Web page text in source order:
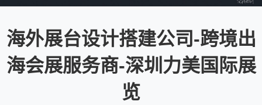
海外展台设计搭建公司-跨境出
海会展服务商-深圳力美国际展
览